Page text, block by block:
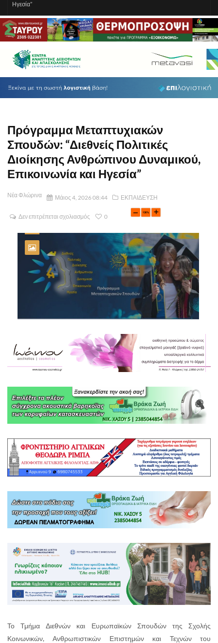
Ηγεσία”
Πρόγραμμα Μεταπτυχιακών
Σπουδών: “Διεθνείς Πολιτικές
Διοίκησης Ανθρώπινου Δυναμικού,
Επικοινωνία και Ηγεσία”
Νέα Φλώρινα Μάιος 4, 2026 08:44 ΕΚΠΑΙΔΕΥΣΗ
Δεν επιτρέπεται σχολιασμός 0
Το Τμήμα Διεθνών και Ευρωπαϊκών Σπουδών της Σχολής
Κοινωνικών, Ανθρωπιστικών Επιστημών και Τεχνών του